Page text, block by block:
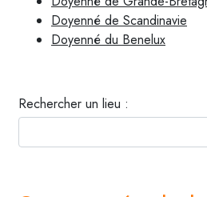
Doyenné de Scandinavie
Doyenné du Benelux
Rechercher un lieu :